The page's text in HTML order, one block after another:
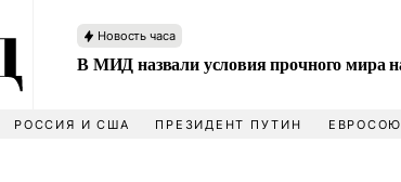
Новость часа
В МИД назвали условия прочного мира
РОССИЯ И США ПРЕЗИДЕНТ ПУТИН